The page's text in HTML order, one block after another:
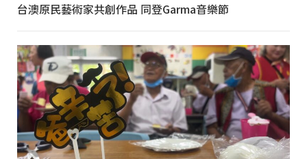
台澳原民藝術家共創作品 同登Garma音樂節